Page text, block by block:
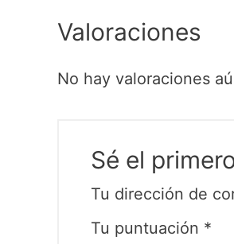
Valoraciones
No hay valoraciones
Sé el
Tu dirección de
Tu puntuación *